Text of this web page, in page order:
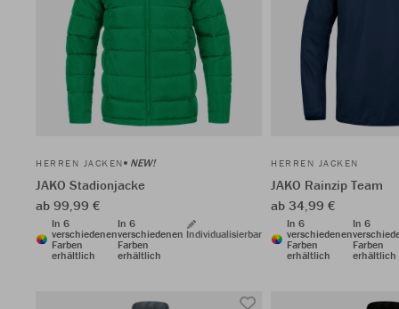
HERREN JACKEN NEW!
JAKO Stadionjacke
ab 99,99 €
In 6
verschiedenen
Farben
erhältlich
In 6
verschiedenen
Farben
erhältlich
Individualisierbar
HERREN JACKEN
JAKO Rainzip Team
ab 34,99 €
In 6
verschiedenen
Farben
erhältlich
In 6
Farben
erhältlich